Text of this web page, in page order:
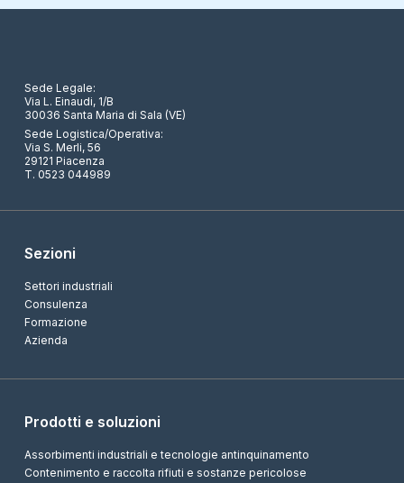
Sede Legale:
Via L. Einaudi, 1/B
30036 Santa Maria di Sala (VE)
Sede Logistica/Operativa:
Via S. Merli, 56
29121 Piacenza
T. 0523 044989
Sezioni
Settori industriali
Consulenza
Formazione
Azienda
Prodotti e soluzioni
Assorbimenti industriali e tecnologie antinquinamento
Contenimento e raccolta rifiuti e sostanze pericolose